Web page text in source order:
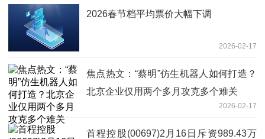
2026春节档平均票价大幅下调
2026-02-17
焦点热文：“蔡明”仿生机器人如何打造？
北京企业仅用两个多月攻克多个难关
2026-02-17
首程控股(00697)2月16日斥资989.43万